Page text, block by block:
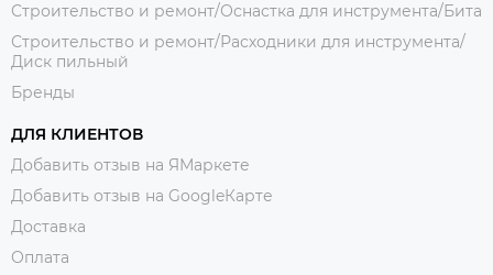
Строительство и ремонт/Оснастка для инструмента/Бита
Строительство и ремонт/Расходники для инструмента/
Диск пильный
Бренды
ДЛЯ КЛИЕНТОВ
Добавить отзыв на ЯМаркете
Добавить отзыв на GoogleКарте
Доставка
Оплата